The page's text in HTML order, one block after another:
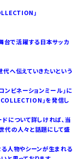
」
台で活躍する日本サッカ
へ伝えていきたいという
ンビネーションミール」に
」を発信し
について詳しければ、当
代の人々と話題にして盛
人物やシーンが生まれる